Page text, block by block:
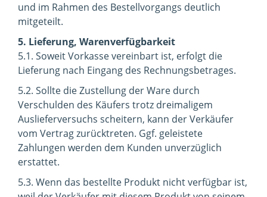
und im Rahmen des Bestellvorgangs deutlich
mitgeteilt.
5. Lieferung, Warenverfügbarkeit
5.1. Soweit Vorkasse vereinbart ist, erfolgt die
Lieferung nach Eingang des Rechnungsbetrages.
5.2. Sollte die Zustellung der Ware durch
Verschulden des Käufers trotz dreimaligem
Auslieferversuchs scheitern, kann der Verkäufer
vom Vertrag zurücktreten. Ggf. geleistete
Zahlungen werden dem Kunden unverzüglich
erstattet.
5.3. Wenn das bestellte Produkt nicht verfügbar ist,